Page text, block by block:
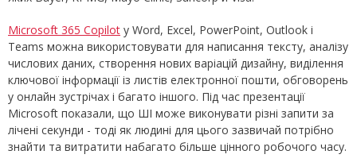
Microsoft 365 Copilot у Word, Excel, PowerPoint, Outlook і
Teams можна використовувати для написання тексту, аналізу
числових даних, створення нових варіацій дизайну, виділення
ключової інформації із листів електронної пошти, обговорень
у онлайн зустрічах і багато іншого. Під час презентації
Microsoft показали, що ШІ може виконувати різні запити за
лічені секунди - тоді як людині для цього зазвичай потрібно
знайти та витратити набагато більше цінного робочого часу.